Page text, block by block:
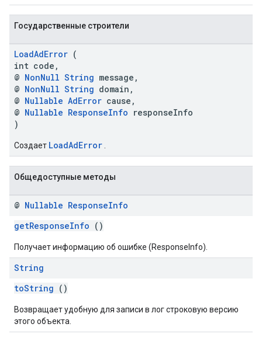
Государственные строители
LoadAdError (
int code,
@ NonNull String message,
@ NonNull String domain,
@ Nullable AdError cause,
@ Nullable ResponseInfo responseInfo
)
Создает LoadAdError
Общедоступные методы
@ Nullable ResponseInfo
getResponseInfo ()
Получает информацию об ошибке (ResponseInfo).
String
toString ()
Возвращает удобную для записи в лог строковую версию
этого объекта.